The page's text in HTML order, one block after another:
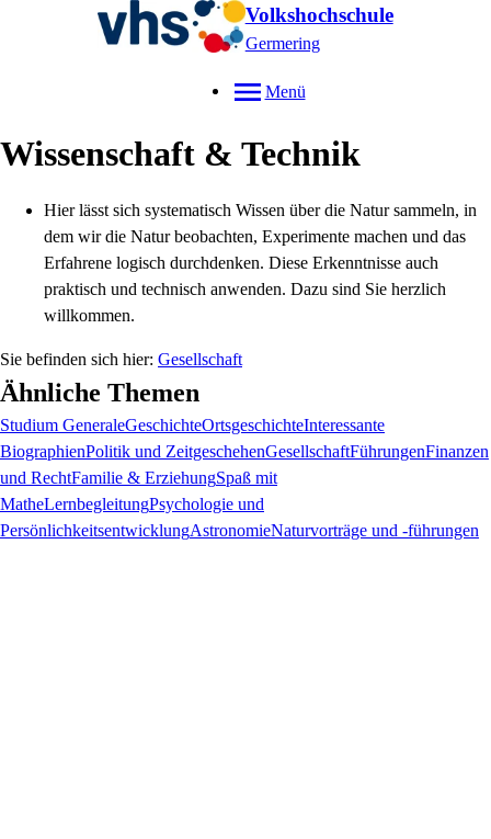
Volkshochschule
Germering
Menü
Wissenschaft & Technik
Hier lässt sich systematisch Wissen über die Natur sammeln, in
dem wir die Natur beobachten, Experimente machen und das
Erfahrene logisch durchdenken. Diese Erkenntnisse auch
praktisch und technisch anwenden. Dazu sind Sie herzlich
willkommen.
Gesellschaft
Ähnliche Themen
Studium GeneraleGeschichteOrtsgeschichteInteressante
BiographienPolitik und ZeitgeschehenGesellschaftFührungenFinanzen
und RechtFamilie & ErziehungSpaß mit
MatheLernbegleitungPsychologie und
PersönlichkeitsentwicklungAstronomieNaturvorträge und -führungen